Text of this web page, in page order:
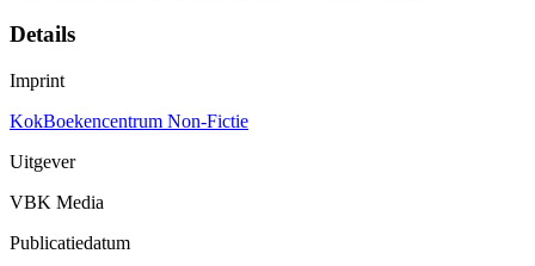
Details
Imprint
KokBoekencentrum Non-Fictie
Uitgever
VBK Media
Publicatiedatum